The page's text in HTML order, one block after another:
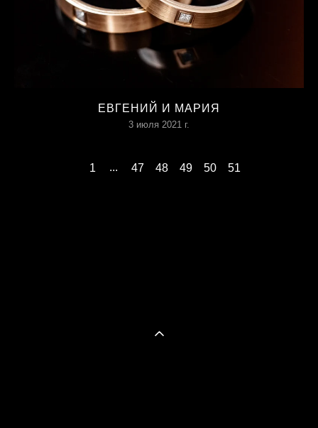
ЕВГЕНИЙ И МАРИЯ
3 июля 2021 г.
1 ... 47 48 49 50 51